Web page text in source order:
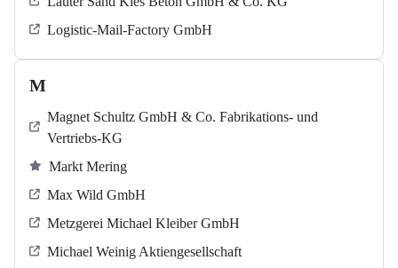
Logistic-Mail-Factory GmbH
M
Magnet Schultz GmbH & Co. Fabrikations- und
Vertriebs-KG
Markt Mering
Max Wild GmbH
Metzgerei Michael Kleiber GmbH
Michael Weinig Aktiengesellschaft